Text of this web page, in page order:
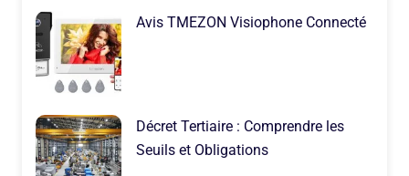
Avis TMEZON Visiophone Connecté
Décret Tertiaire : Comprendre les
Seuils et Obligations